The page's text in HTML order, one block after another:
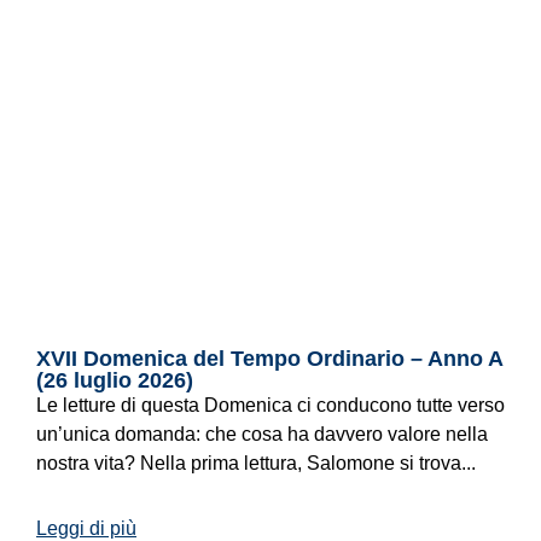
XVII Domenica del Tempo Ordinario – Anno A
(26 luglio 2026)
Le letture di questa Domenica ci conducono tutte verso
un’unica domanda: che cosa ha davvero valore nella
nostra vita? Nella prima lettura, Salomone si trova...
Leggi di più